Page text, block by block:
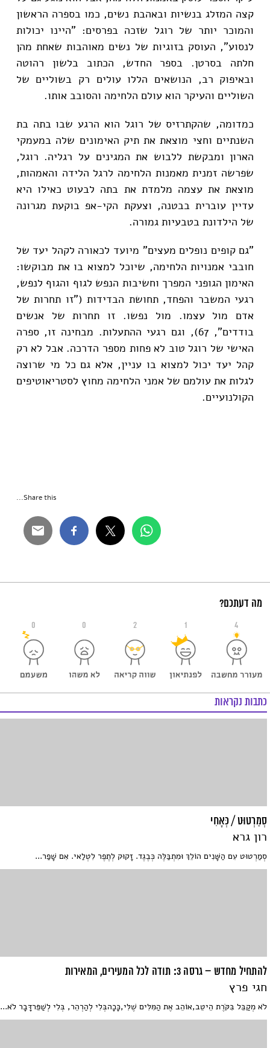
קצה המזלג בנשיות ובאהבת נשים, כמו בספרה הראשון
והמוכר יותר של רוגל שזכה בפרסים: "היינו יכולות
לנסוע", העוסק בזוגיות של נשים מאוהבות שאחת מהן
חלתה בסרטן. בספר החדש, הכתוב בלשון רהוטה
ובאיפוק רב, הנושאים הללו עולים רק בשוליים של
השוליים והעיקר הוא עולם הלחימה והסובב אותו.
כמדומה, שהקתרזיס של רוגל הוא הרגע שבו בתה בת
השנתיים וחצי מוצאת את תיק האימונים שלה במעמקי
הארון ומבקשת ללבוש את המגינים על רגליה. רוגל,
שפרשה זמנית מאמנות הלחימה לרגל הלידה והאמהות,
מוצאת את עצמה מלמדת את בתה לבעוט כאילו היא
עדיין עוברית בבטנה, וצעקת הקי-אפ בוקעת מגרונה
של הילדונת בטבעיות גמורה.
"גם קופים נופלים מעצים" מיועד לכאורה לקהל יעד של
חובבי אמנויות הלחימה, שיוכל למצוא בו את מבוקשו:
האימון הגופני המפרך וחשיבות הנפש לגוף והגוף לנפש,
רגעי המשבר והפחד, תחושת הבדידות ("זו תחרות של
אדם מול עצמו. מול נפשו. זו תחרות של אנשים
בודדים", 67), וגם רגעי ההתעלות. מבחינה זו, ספרה
האישי של רוגל טוב לא פחות מספר הדרכה. אבל לא רק
קהל יעד יכול למצוא בו עניין, אלא גם כל מי שרוצה
לגלות את עולמם של אמני הלחימה מחוץ לסטריאוטיפים
הקולנועיים.
Share this...
מה דעתכם?
0 0 2 1 4
כתבות נקראות
סְמַרְטוּט / כְּאָחִי
רון גרא
סְמַרְטוּט עִם הַשָּׁנִים הוֹלֵךְ וּמִתְבַּלֶּה כְּבֶגֶד. זָקוּק לְתֶפֶר לִטְלַאי. אִם שָׁפַר...
להתחיל מחדש – גרסה 3: תודה לכל המעירים, המאירות
חגי פרץ
לֹא מְקַבֵּל בִּקֹּרֶת הֵיטֵב,אוֹהֵב אֶת הַמִּלִּים שֶׁלִּי,כָּכָהבְּלִי לְהַרְהֵר, בְּלִי לְשַׁפֵּרדָּבָר לֹא...